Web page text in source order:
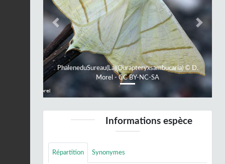
PhaleneduSureau(La)(Ourapteryxsambucaria) © D.
Morel - CC BY-NC-SA
Previous Next
Informations espèce
Répartition Synonymes